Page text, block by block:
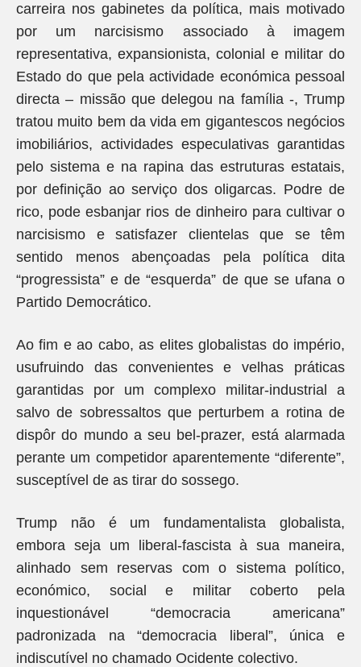
carreira nos gabinetes da política, mais motivado
por um narcisismo associado à imagem
representativa, expansionista, colonial e militar do
Estado do que pela actividade económica pessoal
directa – missão que delegou na família -, Trump
tratou muito bem da vida em gigantescos negócios
imobiliários, actividades especulativas garantidas
pelo sistema e na rapina das estruturas estatais,
por definição ao serviço dos oligarcas. Podre de
rico, pode esbanjar rios de dinheiro para cultivar o
narcisismo e satisfazer clientelas que se têm
sentido menos abençoadas pela política dita
“progressista” e de “esquerda” de que se ufana o
Partido Democrático.
Ao fim e ao cabo, as elites globalistas do império,
usufruindo das convenientes e velhas práticas
garantidas por um complexo militar-industrial a
salvo de sobressaltos que perturbem a rotina de
dispôr do mundo a seu bel-prazer, está alarmada
perante um competidor aparentemente “diferente”,
susceptível de as tirar do sossego.
Trump não é um fundamentalista globalista,
embora seja um liberal-fascista à sua maneira,
alinhado sem reservas com o sistema político,
económico, social e militar coberto pela
inquestionável “democracia americana”
padronizada na “democracia liberal”, única e
indiscutível no chamado Ocidente colectivo.